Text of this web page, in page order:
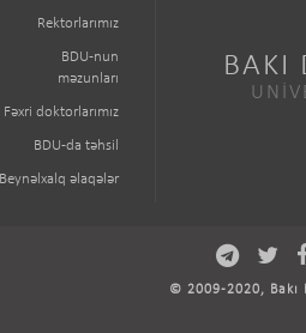
Rektorlarımız
BDU-nun
məzunları
Fəxri doktorlarımız
BDU-da təhsil
Beynəlxalq əlaqələr
BAKI
© 2009-2020,